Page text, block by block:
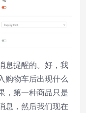
息提醒的。好，我
购物车后出现什么
，第一种商品只是
息，然后我们现在